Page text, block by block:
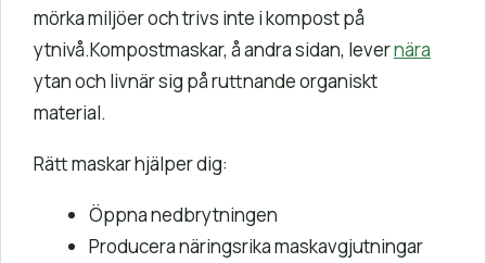
mörka miljöer och trivs inte i kompost på
ytnivå.Kompostmaskar, å andra sidan, levernära
ytan och livnär sig på ruttnande organiskt
material.
Rätt maskar hjälper dig:
Öppna nedbrytningen
Producera näringsrika maskavgjutningar